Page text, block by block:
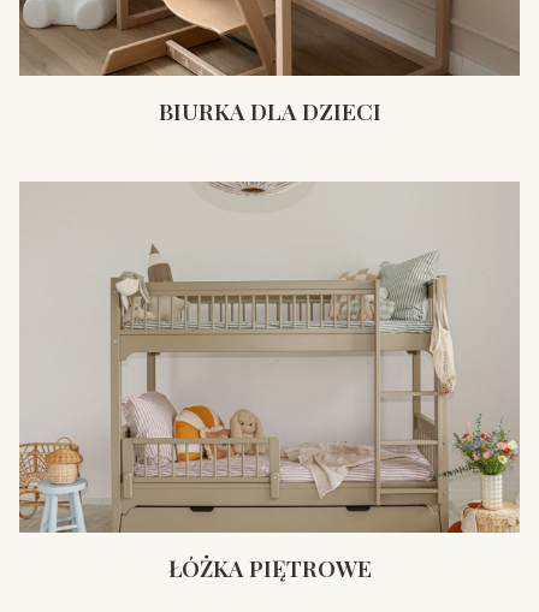
BIURKA DLA DZIECI
ŁÓŻKA PIĘTROWE